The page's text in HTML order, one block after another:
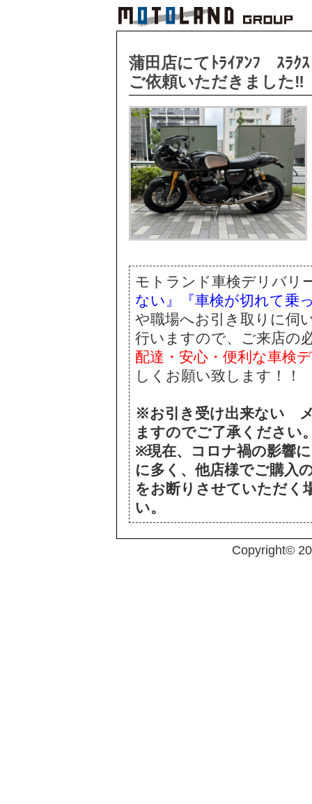
蒲田店にてﾄﾗｲｱﾝﾌ ｽﾗｸ
ご依頼いただきました‼
モトランド車検デリバリ
ない』『車検が切れて乗
や職場へお引き取りに伺
行いますので、ご来店の
配達・安心・便利な車検
しくお願い致します！！
※お引き受け出来ない
ますのでご了承ください
※現在、コロナ禍の影響
に多く、他店様でご購入
をお断りさせていただく
い。
Copyright©